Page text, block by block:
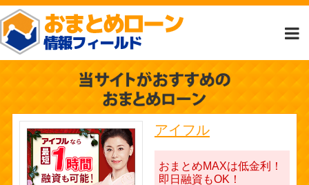
アイフル
おまとめMAXは低金利！
即日融資もOK！